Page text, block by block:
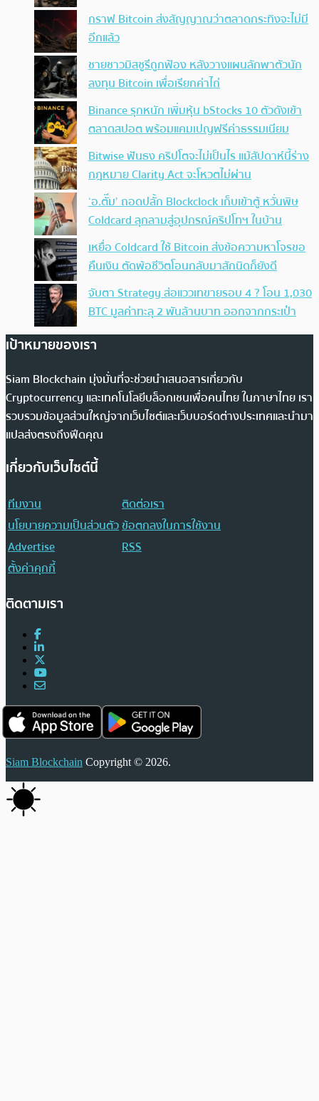
กราฟ Bitcoin ส่งสัญญาณว่าตลาดกระทิงจะไม่มี
อีกแล้ว
ชายชาวมิสซูรีถูกฟ้อง หลังวางแผนลักพาตัวนัก
ลงทุน Bitcoin เพื่อเรียกค่าไถ่
Binance รุกหนัก เพิ่มหุ้น bStocks 10 ตัวดังเข้า
ตลาดสปอต พร้อมแคมเปญฟรีค่าธรรมเนียม
Bitwise ฟันธง คริปโตจะไม่เป็นไร แม้สัปดาห์นี้ร่าง
กฎหมาย Clarity Act จะโหวตไม่ผ่าน
‘อ.ตั๊ม’ ถอดปลั้ก Blockclock เก็บเข้าตู้ หวั่นพิษ
Coldcard ลุกลามสู่อุปกรณ์คริปโทฯ ในบ้าน
เหยื่อ Coldcard ใช้ Bitcoin ส่งข้อความหาโจรขอ
คืนเงิน ตัดพ้อชีวิตโอนกลับมาสักนิดก็ยังดี
จับตา Strategy ส่อแววเทขายรอบ 4 ? โอน 1,030
BTC มูลค่าทะลุ 2 พันล้านบาท ออกจากกระเป๋า
เป้าหมายของเรา
Siam Blockchain มุ่งมั่นที่จะช่วยนำเสนอสารเกี่ยวกับ
Cryptocurrency และเทคโนโลยีบล็อกเชนเพื่อคนไทย ในภาษาไทย เรา
รวบรวมข้อมูลส่วนใหญ่จากเว็บไซต์และเว็บบอร์ดต่างประเทศและนำมา
แปลส่งตรงถึงฟีดคุณ
เกี่ยวกับเว็บไซต์นี้
ทีมงาน
ติดต่อเรา
นโยบายความเป็นส่วนตัวข้อตกลงในการใช้งาน
Advertise
RSS
ตั้งค่าคุกกี้
ติดตามเรา
Siam Blockchain Copyright © 2026.